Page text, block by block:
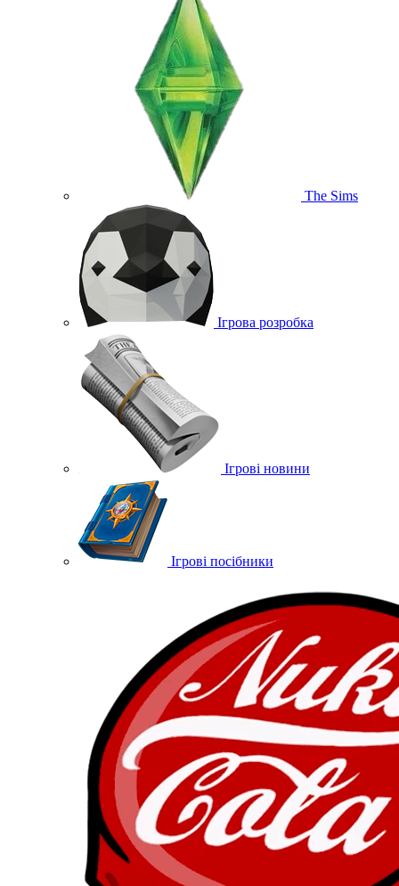
The Sims
Ігрова розробка
Ігрові новини
Ігрові посібники